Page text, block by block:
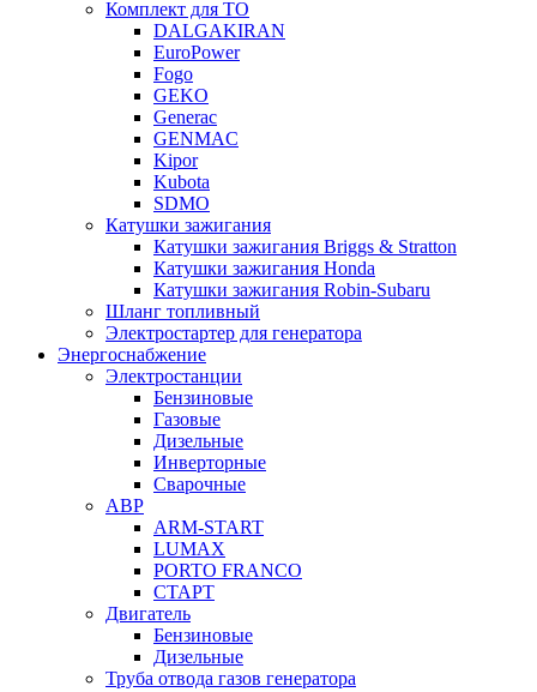
Комплект для ТО
DALGAKIRAN
EuroPower
Fogo
GEKO
Generac
GENMAC
Kipor
Kubota
SDMO
Катушки зажигания
Катушки зажигания Briggs & Stratton
Катушки зажигания Honda
Катушки зажигания Robin-Subaru
Шланг топливный
Электростартер для генератора
Энергоснабжение
Электростанции
Бензиновые
Газовые
Дизельные
Инверторные
Сварочные
АВР
ARM-START
LUMAX
PORTO FRANCO
СТАРТ
Двигатель
Бензиновые
Дизельные
Труба отвода газов генератора